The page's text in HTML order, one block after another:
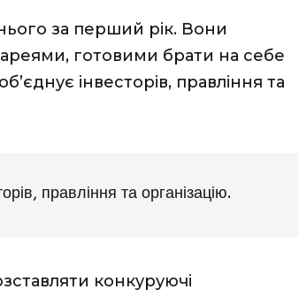
за перший рік. Вони
готовими брати на себе
інвесторів, правління та
правління та організацію.
конкуруючі